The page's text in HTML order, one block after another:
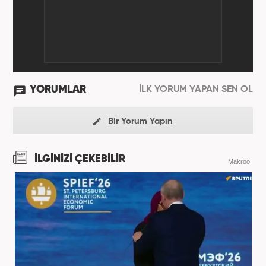
YORUMLAR İLK YORUM YAPAN SEN OL
Bir Yorum Yapın
İLGİNİZİ ÇEKEBİLİR Makroo